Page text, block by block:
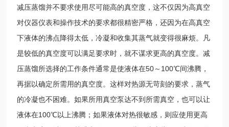
减压蒸馏并不要求使用尽可能高的真空度，这不仅因为高真空
对仪器仪表和操作技术的要求都很精密严格，还因为在高真空
下液体的沸点降得太低，冷凝和收集其蒸气就变得很麻烦。凡
是较低的真空度可以满足要求时，就不谋求更高的真空度。减
压蒸馏所选择的工作条件通常是使液体在50～100℃间沸腾，
再据以确定所需用的真空度。这样对热源无苛刻的要求，蒸气
的冷凝也不困难。如果所用真空泵达不到所需真空，也可以让
液体在100℃以上沸腾；如果液体对热很敏感，则应使用更高